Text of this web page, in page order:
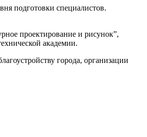
подготовки специалистов.
проектирование и рисунок”,
академии.
города, организации